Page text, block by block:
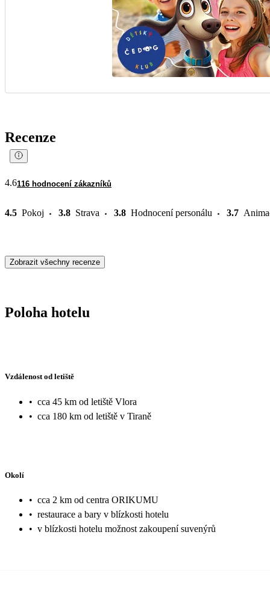
Recenze
4.6116 hodnocení zákazníků
4.5 Pokoj 3.8 Strava 3.8 Hodnocení personálu 3.7
Zobrazit všechny recenze
Poloha hotelu
Vzdálenost od letiště
• cca 45 km od letiště Vlora
• cca 180 km od letiště v Tiraně
Okolí
• cca 2 km od centra ORIKUMU
• restaurace a bary v blízkosti hotelu
• v blízkosti hotelu možnost zakoupení suvenýrů